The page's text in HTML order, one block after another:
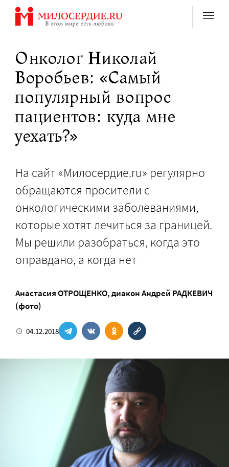
Перейти
содержанию
Онколог Николай
Воробьев: «Самый
популярный вопрос
пациентов: куда мне
уехать?»
На сайт «Милосердие.ru» регулярно
обращаются просители с
онкологическими заболеваниями,
которые хотят лечиться за границей.
Мы решили разобраться, когда это
оправдано, а когда нет
Анастасия ОТРОЩЕНКО,диакон Андрей РАДКЕВИЧ
(фото)
04.12.2018